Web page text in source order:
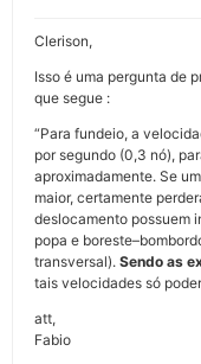
Clerison,
Isso é uma pergunta de
que segue :
“Para fundeio, a
por segundo (0,3 nó),
aproximadamente. Se
maior, certamente
deslocamento possuem
popa e
transversal). Sendo as
tais velocidades só
att,
Fabio